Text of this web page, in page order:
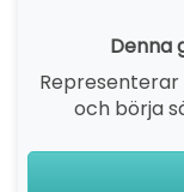
Denna
och börja